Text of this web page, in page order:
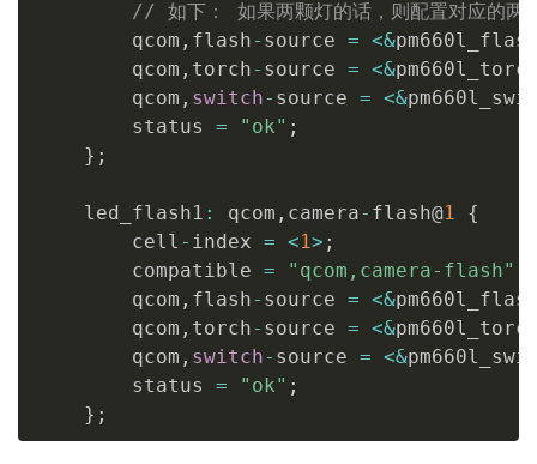
// 如下： 如果两颗灯的话，则配置对应的两
        qcom
, flash- source = <&
        qcom
, torch- source = <&
        qcom
, switch- source = <&
        status
= "ok" ;
} ;
    led_flash1
: qcom , camera- flash@1
{
        cell
- index = <1> ;
        compatible
= "qcom,camera-flash"
        qcom
, flash- source = <&
        qcom
, torch- source = <&
        qcom
, switch- source = <&
        status
= "ok" ;
} ;